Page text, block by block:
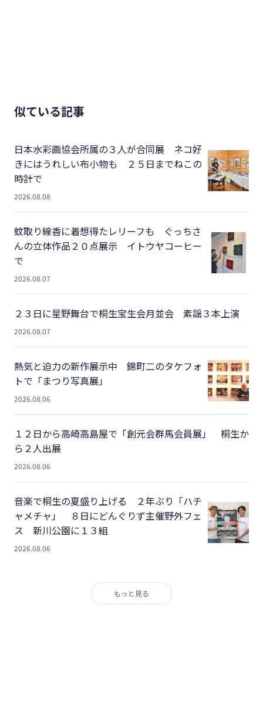
似ている記事
日本水彩画協会所属の３人が合同展 ネコ好
きにはうれしい布小物も ２５日までねこの
時計で
2026.08.08
蚊取り線香に着想得たレリーフも ぐっちさ
んの立体作品２０点展示 イトウヤコーヒー
で
2026.08.07
２３日に星野舞台で桐生宝生会月並会 素謡３本上演
2026.08.07
熱気と迫力の新作展示中 錦町二のタケフォ
トで「まつり写真展」
2026.08.06
１２日から高崎高島屋で「創元会群馬会員展」 桐生か
ら２人出展
2026.08.06
音楽で桐生の夏盛り上げる ２年ぶり「ハチ
ャメチャ」 ８日にどんぐりず主催野外フェ
ス 新川公園に１３組
2026.08.06
もっと見る